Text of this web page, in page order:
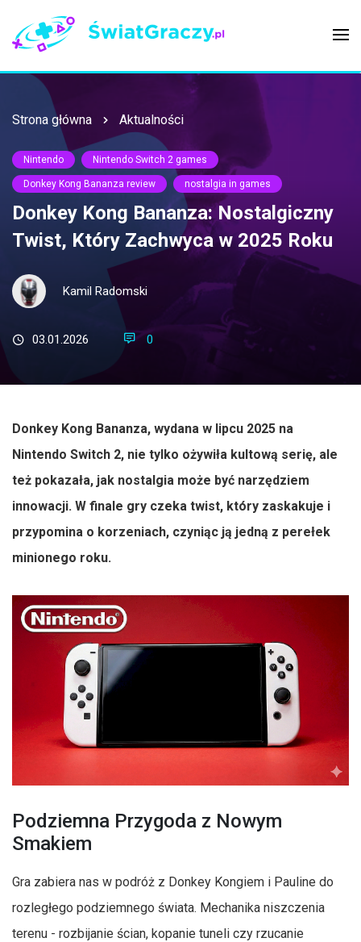
Strona główna Aktualności
Nintendo Nintendo Switch 2 games
Donkey Kong Bananza review nostalgia in games
Donkey Kong Bananza: Nostalgiczny
Twist, Który Zachwyca w 2025 Roku
Kamil Radomski
03.01.2026 0
Donkey Kong Bananza, wydana w lipcu 2025 na
Nintendo Switch 2, nie tylko ożywiła kultową serię, ale
też pokazała, jak nostalgia może być narzędziem
innowacji. W finale gry czeka twist, który zaskakuje i
przypomina o korzeniach, czyniąc ją jedną z perełek
minionego roku.
Podziemna Przygoda z Nowym
Smakiem
Gra zabiera nas w podróż z Donkey Kongiem i Pauline do
rozległego podziemnego świata. Mechanika niszczenia
terenu - rozbijanie ścian, kopanie tuneli czy rzucanie